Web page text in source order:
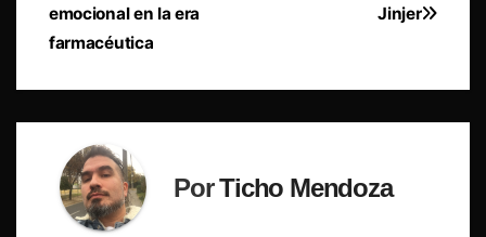
entradas
Jinjer
emocional en la era
farmacéutica
PorTicho Mendoza